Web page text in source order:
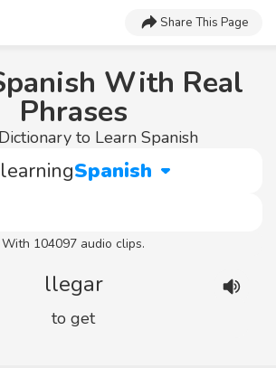
Share This Page
With Real
Phrases
to Learn Spanish
Spanish
With 104097 audio clips.
llegar
to get